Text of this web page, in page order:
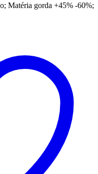
Matéria gorda +45% -60%;